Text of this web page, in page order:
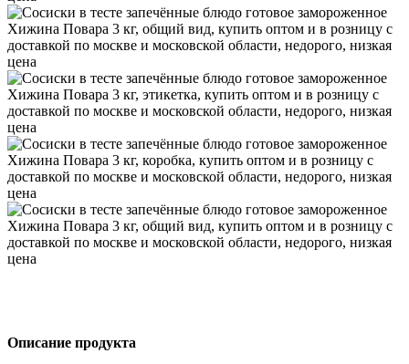
Описание продукта